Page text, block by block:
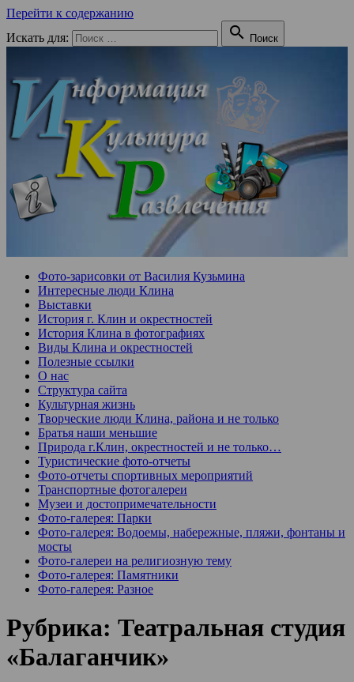
Перейти к содержанию
Искать для:
 Поиск
Фото-зарисовки от Василия Кузьмина
Интересные люди Клина
Выставки
История г. Клин и окрестностей
История Клина в фотографиях
Виды Клина и окрестностей
Полезные ссылки
О нас
Структура сайта
Культурная жизнь
Творческие люди Клина, района и не только
Братья наши меньшие
Природа г.Клин, окрестностей и не только…
Туристические фото-отчеты
Фото-отчеты спортивных мероприятий
Транспортные фотогалереи
Музеи и достопримечательности
Фото-галерея: Парки
Фото-галерея: Водоемы, набережные, пляжи, фонтаны и
мосты
Фото-галереи на религиозную тему
Фото-галерея: Памятники
Фото-галерея: Разное
Рубрика: Театральная студия
«Балаганчик»